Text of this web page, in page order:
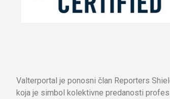
Valterportal je ponosni član Reporters
koja je simbol kolektivne predanosti